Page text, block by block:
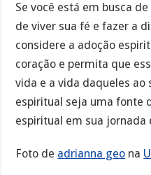
Se você está em busca
de viver sua fé e fazer a
considere a adoção
coração e permita que
vida e a vida daqueles ao
espiritual seja uma fonte
espiritual em sua jornada
Foto de adrianna geo na